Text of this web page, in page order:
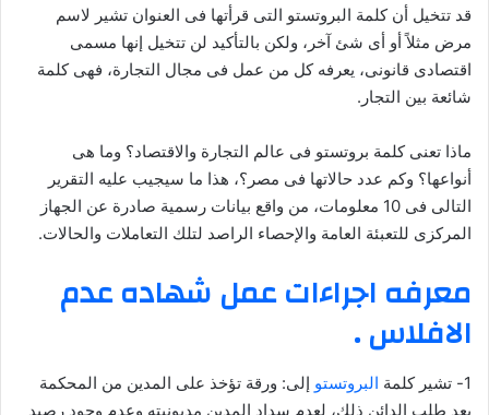
قد تتخيل أن كلمة البروتستو التى قرأتها فى العنوان تشير لاسم
مرض مثلاً أو أى شئ آخر، ولكن بالتأكيد لن تتخيل إنها مسمى
اقتصادى قانونى، يعرفه كل من عمل فى مجال التجارة، فهى كلمة
شائعة بين التجار .
ماذا تعنى كلمة بروتستو فى عالم التجارة والاقتصاد؟ وما هى
أنواعها؟ وكم عدد حالاتها فى مصر؟، هذا ما سيجيب عليه التقرير
التالى فى 10 معلومات، من واقع بيانات رسمية صادرة عن الجهاز
المركزى للتعبئة العامة والإحصاء الراصد لتلك التعاملات والحالات.
معرفه اجراءات عمل شهاده عدم
الافلاس .
1- تشير كلمة البروتستو إلى: ورقة تؤخذ على المدين من المحكمة
بعد طلب الدائن ذلك، لعدم سداد المدين مديونيته وعدم وجود رصيد